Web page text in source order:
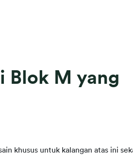
Blok M yang
khusus untuk kalangan atas ini